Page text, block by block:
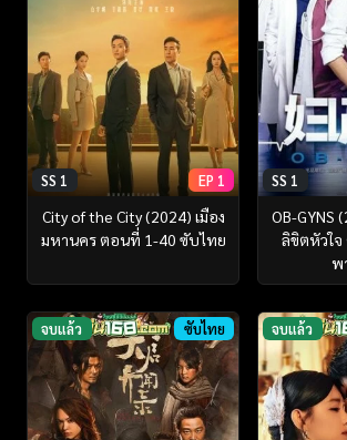
SS 1 EP 1
City of the City (2024) เมือง
มหานคร ตอนที่ 1-40 ซับไทย
SS 1
OB-GYNS
ลิขิตหัวใ
พ
จบแล้ว ซับไทย จบแล้ว